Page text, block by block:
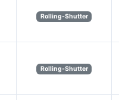
Rolling-Shutter
Rolling-Shutter